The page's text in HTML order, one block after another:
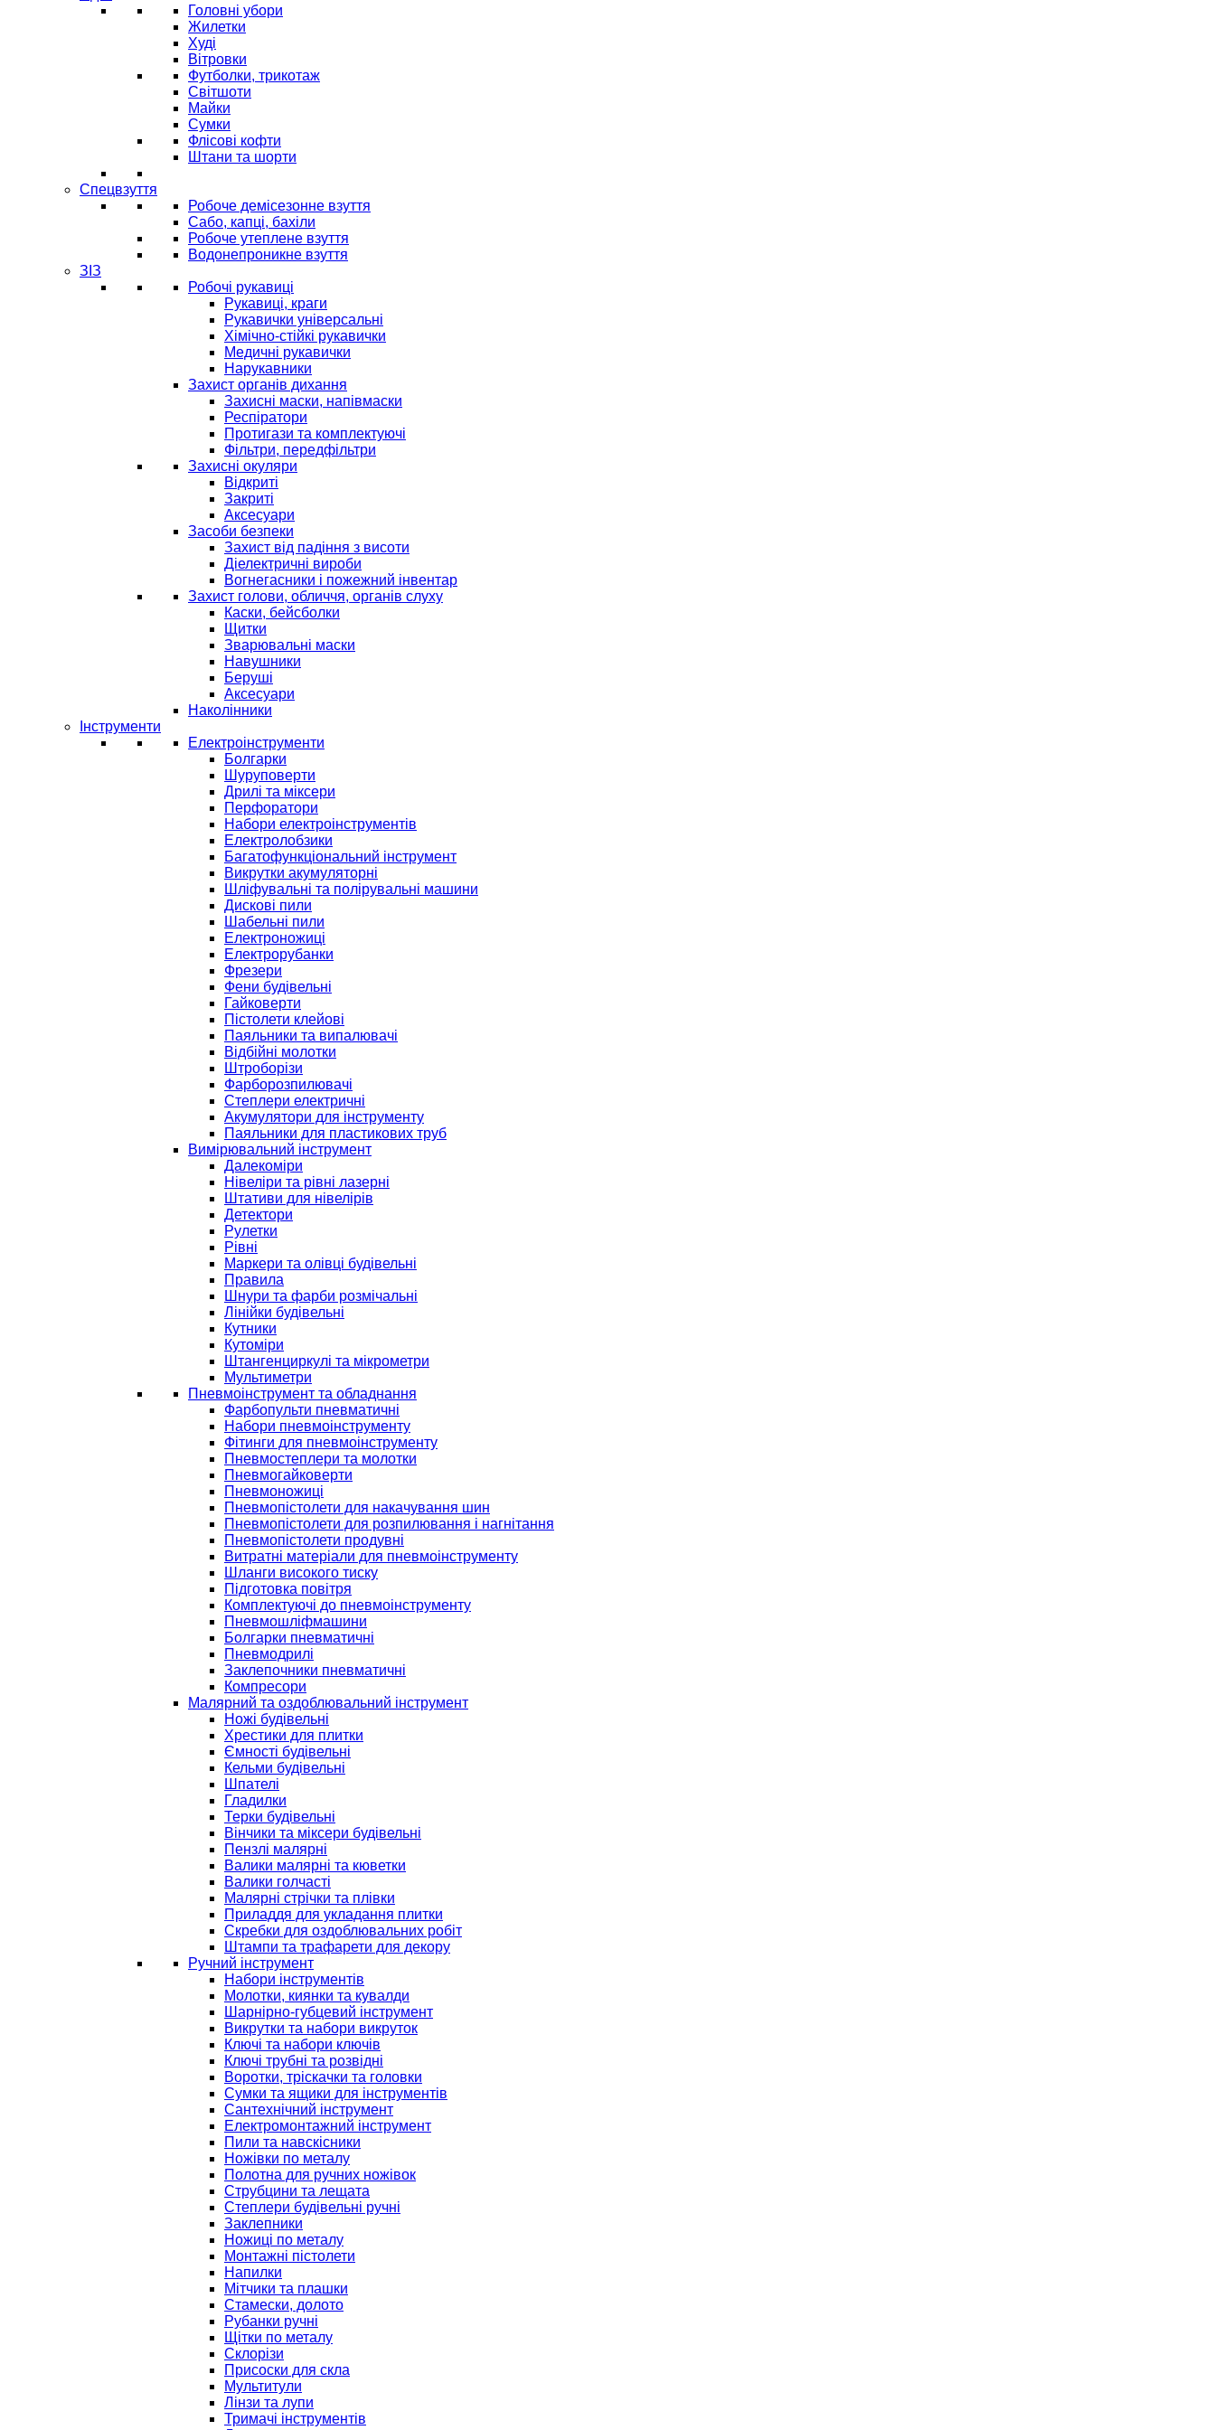
Головні убори
Жилетки
Худі
Вітровки
Футболки, трикотаж
Світшоти
Майки
Сумки
Флісові кофти
Штани та шорти
Спецвзуття
Робоче демісезонне взуття
Сабо, капці, бахіли
Робоче утеплене взуття
Водонепроникне взуття
ЗІЗ
Робочі рукавиці
Рукавиці, краги
Рукавички універсальні
Хімічно-стійкі рукавички
Медичні рукавички
Нарукавники
Захист органів дихання
Захисні маски, напівмаски
Респіратори
Протигази та комплектуючі
Фільтри, передфільтри
Захисні окуляри
Відкриті
Закриті
Аксесуари
Засоби безпеки
Захист від падіння з висоти
Діелектричні вироби
Вогнегасники і пожежний інвентар
Захист голови, обличчя, органів слуху
Каски, бейсболки
Щитки
Зварювальні маски
Навушники
Беруші
Аксесуари
Наколінники
Інструменти
Електроінструменти
Болгарки
Шуруповерти
Дрилі та міксери
Перфоратори
Набори електроінструментів
Електролобзики
Багатофункціональний інструмент
Викрутки акумуляторні
Шліфувальні та полірувальні машини
Дискові пили
Шабельні пили
Електроножиці
Електрорубанки
Фрезери
Фени будівельні
Гайковерти
Пістолети клейові
Паяльники та випалювачі
Відбійні молотки
Штроборізи
Фарборозпилювачі
Степлери електричні
Акумулятори для інструменту
Паяльники для пластикових труб
Вимірювальний інструмент
Далекоміри
Нівеліри та рівні лазерні
Штативи для нівелірів
Детектори
Рулетки
Рівні
Маркери та олівці будівельні
Правила
Шнури та фарби розмічальні
Лінійки будівельні
Кутники
Кутоміри
Штангенциркулі та мікрометри
Мультиметри
Пневмоінструмент та обладнання
Фарбопульти пневматичні
Набори пневмоінструменту
Фітинги для пневмоінструменту
Пневмостеплери та молотки
Пневмогайковерти
Пневмоножиці
Пневмопістолети для накачування шин
Пневмопістолети для розпилювання і нагнітання
Пневмопістолети продувні
Витратні матеріали для пневмоінструменту
Шланги високого тиску
Підготовка повітря
Комплектуючі до пневмоінструменту
Пневмошліфмашини
Болгарки пневматичні
Пневмодрилі
Заклепочники пневматичні
Компресори
Малярний та оздоблювальний інструмент
Ножі будівельні
Хрестики для плитки
Ємності будівельні
Кельми будівельні
Шпателі
Гладилки
Терки будівельні
Вінчики та міксери будівельні
Пензлі малярні
Валики малярні та кюветки
Валики голчасті
Малярні стрічки та плівки
Приладдя для укладання плитки
Скребки для оздоблювальних робіт
Штампи та трафарети для декору
Ручний інструмент
Набори інструментів
Молотки, киянки та кувалди
Шарнірно-губцевий інструмент
Викрутки та набори викруток
Ключі та набори ключів
Ключі трубні та розвідні
Воротки, тріскачки та головки
Сумки та ящики для інструментів
Сантехнічний інструмент
Електромонтажний інструмент
Пили та навскісники
Ножівки по металу
Полотна для ручних ножівок
Струбцини та лещата
Степлери будівельні ручні
Заклепники
Ножиці по металу
Монтажні пістолети
Напилки
Мітчики та плашки
Стамески, долото
Рубанки ручні
Щітки по металу
Склорізи
Присоски для скла
Мультитули
Лінзи та лупи
Тримачі інструментів